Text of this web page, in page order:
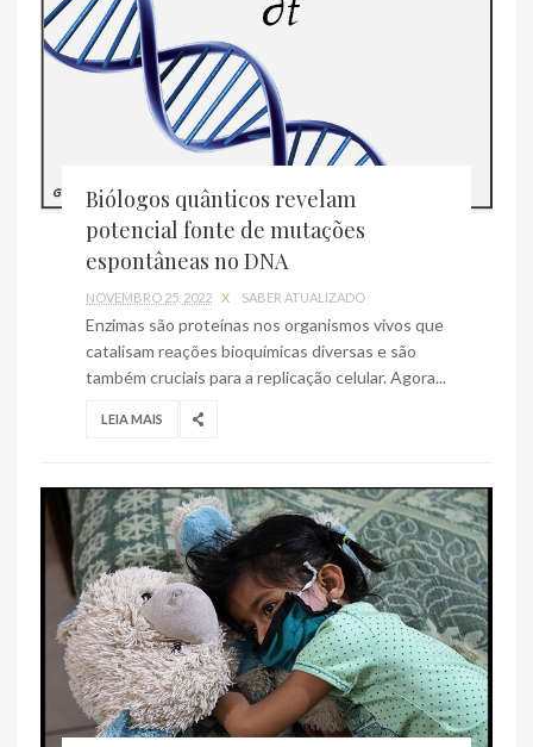
Biólogos quânticos revelam
potencial fonte de mutações
espontâneas no DNA
NOVEMBRO 25, 2022 X SABER ATUALIZADO
Enzimas são proteínas nos organismos vivos que
catalisam reações bioquímicas diversas e são
também cruciais para a replicação celular. Agora...
LEIA MAIS